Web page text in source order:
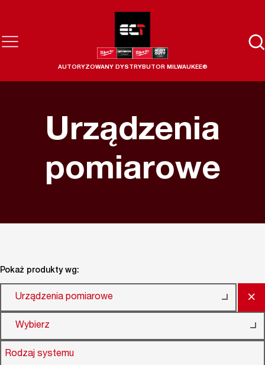
AUTORYZOWANY DYSTRYBUTOR MILWAUKEE®
Urządzenia
pomiarowe
Pokaż produkty wg:
Urządzenia pomiarowe ×
Wybierz
Rodzaj systemu